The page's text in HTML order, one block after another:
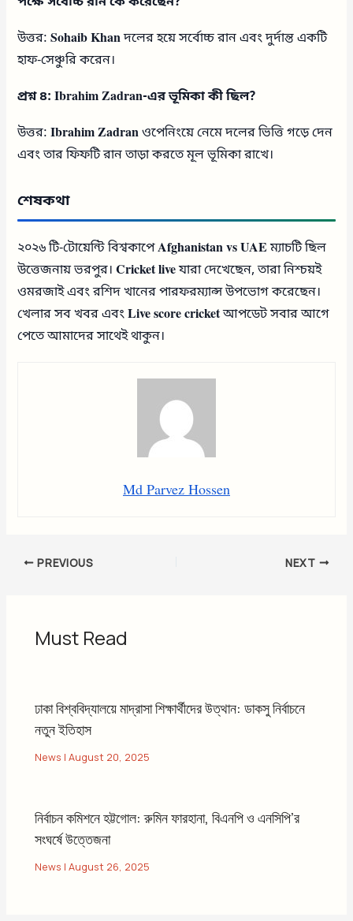
উত্তর:Sohaib Khanদলের হয়ে সর্বোচ্চ রান এবং দুর্দান্ত একটি
হাফ-সেঞ্চুরি করেন।
প্রশ্ন ৪: Ibrahim Zadran-এর ভূমিকা কী ছিল?
উত্তর:Ibrahim Zadranওপেনিংয়ে নেমে দলের ভিত্তি গড়ে দেন
এবং তার ফিফটি রান তাড়া করতে মূল ভূমিকা রাখে।
শেষকথা
২০২৬ টি-টোয়েন্টি বিশ্বকাপেAfghanistan vs UAEম্যাচটি ছিল
উত্তেজনায় ভরপুর।Cricket liveযারা দেখেছেন, তারা নিশ্চয়ই
ওমরজাই এবং রশিদ খানের পারফরম্যান্স উপভোগ করেছেন।
খেলার সব খবর এবংLive score cricketআপডেট সবার আগে
পেতে আমাদের সাথেই থাকুন।
Md Parvez Hossen
PREVIOUS NEXT
Must Read
ঢাকা বিশ্ববিদ্যালয়ে মাদ্রাসা শিক্ষার্থীদের উত্থান: ডাকসু নির্বাচনে
নতুন ইতিহাস
News |August 20, 2025
নির্বাচন কমিশনে হট্টগোল: রুমিন ফারহানা, বিএনপি ও এনসিপি’র
সংঘর্ষে উত্তেজনা
News |August 26, 2025